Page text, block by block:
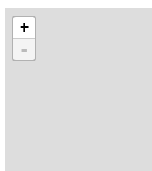
+
-